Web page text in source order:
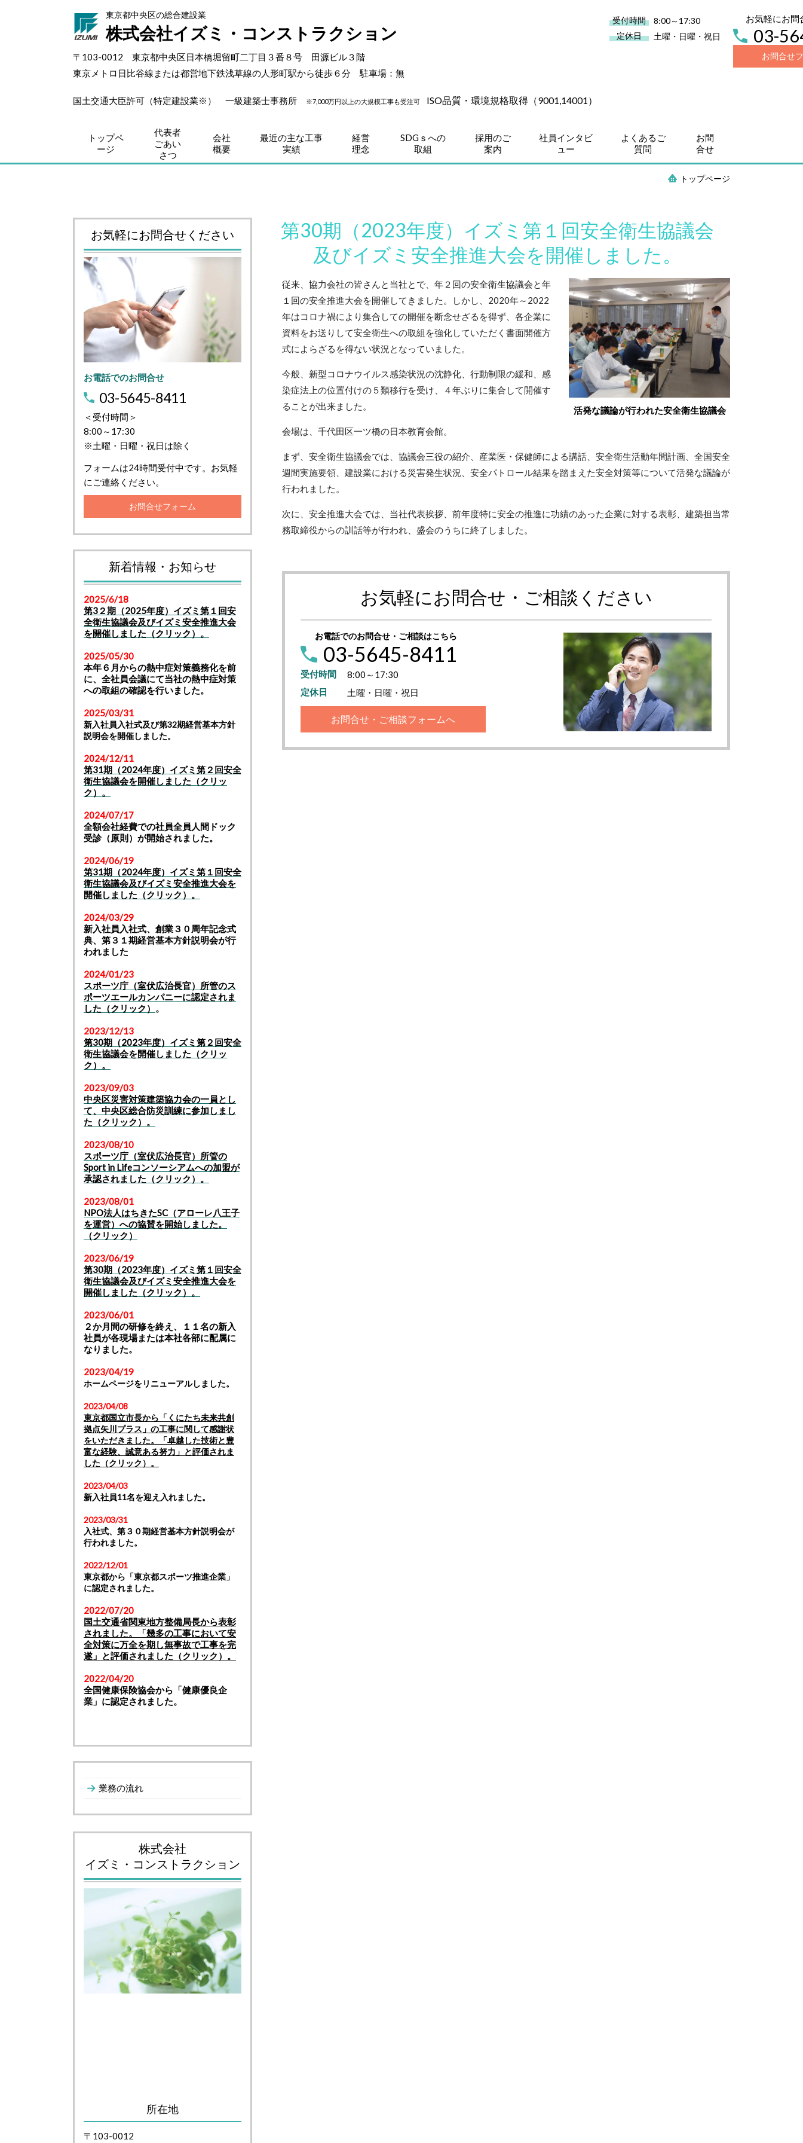
東京都中央区の総合建設業
株式会社イズミ・コンストラクション
〒103-0012 東京都中央区日本橋堀留町二丁目３番８号 田源ビル３階
東京メトロ日比谷線または都営地下鉄浅草線の人形町駅から徒歩６分 駐車場：無
国土交通大臣許可（特定建設業※） 一級建築士事務所 ※7,000万円以上の大規模工事も受注可 ISO品質・環境規格取得（9001,14001）
受付時間
8:00～17:30
定休日
土曜・日曜・祝日
お気軽にお問
03-
お問合せ
トップペ
ージ
代表者
ごあい
さつ
会社
概要
最近の主な工事
実績
経営
理念
SDGｓへの
取組
採用のご
案内
社員インタビ
ュー
よくあるご
質問
お問
合せ
トップページ
第30期（2023年度）イズミ第１回安全衛生協議会
及びイズミ安全推進大会を開催しました。
活発な議論が行われた安全衛生協議会
従来、協力会社の皆さんと当社とで、年２回の安全衛生協議会と年
１回の安全推進大会を開催してきました。しかし、2020年～2022
年はコロナ禍により集合しての開催を断念せざるを得ず、各企業に
資料をお送りして安全衛生への取組を強化していただく書面開催方
式によらざるを得ない状況となっていました。
今般、新型コロナウイルス感染状況の沈静化、行動制限の緩和、感
染症法上の位置付けの５類移行を受け、４年ぶりに集合して開催す
ることが出来ました。
会場は、千代田区一ツ橋の日本教育会館。
まず、安全衛生協議会では、協議会三役の紹介、産業医・保健師による講話、安全衛生活動年間計画、全国安全
週間実施要領、建設業における災害発生状況、安全パトロール結果を踏まえた安全対策等について活発な議論が
行われました。
次に、安全推進大会では、当社代表挨拶、前年度特に安全の推進に功績のあった企業に対する表彰、建築担当常
務取締役からの訓話等が行われ、盛会のうちに終了しました。
お気軽にお問合せ・ご相談ください
お電話でのお問合せ・ご相談はこちら
03-5645-8411
受付時間
8:00～17:30
定休日
土曜・日曜・祝日
お問合せ・ご相談フォームへ
お気軽にお問合せください
お電話でのお問合せ
03-5645-8411
＜受付時間＞
8:00～17:30
※土曜・日曜・祝日は除く
フォームは24時間受付中です。お気軽
にご連絡ください。
お問合せフォーム
新着情報・お知らせ
2025/6/18
第3２期（2025年度）イズミ第１回安
全衛生協議会及びイズミ安全推進大会
を開催しました（クリック）。
2025/05/30
本年６月からの熱中症対策義務化を前
に、全社員会議にて当社の熱中症対策
への取組の確認を行いました。
2025/03/31
新入社員入社式及び第32期経営基本方針
説明会を開催しました。
2024/12/11
第31期（2024年度）イズミ第２回安全
衛生協議会を開催しました（クリッ
ク） 。
2024/07/17
全額会社経費での社員全員人間ドック
受診（原則）が開始されました。
2024/06/19
第31期（2024年度）イズミ第１回安全
衛生協議会及びイズミ安全推進大会を
開催しました（クリック） 。
2024/03/29
新入社員入社式、創業３０周年記念式
典、第３１期経営基本方針説明会が行
われました
2024/01/23
スポーツ庁（室伏広治長官）所管のス
ポーツエールカンパニーに認定されま
した（クリック） 。
2023/12/13
第30期（2023年度）イズミ第２回安全
衛生協議会を開催しました（クリッ
ク）。
2023/09/03
中央区災害対策建築協力会の一員とし
て、中央区総合防災訓練に参加しまし
た（クリック）。
2023/08/10
スポーツ庁（室伏広治長官）所管の
Sport in Lifeコンソーシアムへの加盟が
承認されました （クリック）。
2023/08/01
NPO法人はちきたSC（アローレ八王子
を運営）への協賛を開始しました。
（クリック）
2023/06/19
第30期（2023年度）イズミ第１回安全
衛生協議会及びイズミ安全推進大会を
開催しました（クリック）。
2023/06/01
２か月間の研修を終え、１１名の新入
社員が各現場または本社各部に配属に
なりました。
2023/04/19
ホームページをリニューアルしました。
2023/04/08
東京都国立市長から「くにたち未来共創
拠点矢川プラス」の工事に関して感謝状
をいただきました。「卓越した技術と豊
富な経験、誠意ある努力」と評価されま
した（クリック）。
2023/04/03
新入社員11名を迎え入れました。
2023/03/31
入社式、第３０期経営基本方針説明会が
行われました。
2022/12/01
東京都から「東京都スポーツ推進企業」
に認定されました。
2022/07/20
国土交通省関東地方整備局長から表彰
されました。「幾多の工事において安
全対策に万全を期し無事故で工事を完
遂」と評価されました（クリック）。
2022/04/20
全国健康保険協会から「健康優良企
業」に認定されました。
業務の流れ
株式会社
イズミ・コンストラクション
所在地
〒103-0012